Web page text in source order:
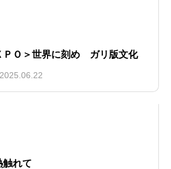
Ｏ＞世界に刻め ガリ版文化
2025.06.22
触れて